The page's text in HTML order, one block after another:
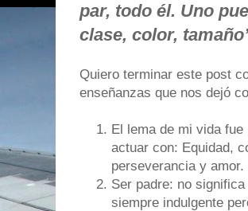
par, todo él. Uno
clase, color,
Quiero terminar este post
enseñanzas que nos dejó
El lema de mi vida fue
actuar con: Equidad,
perseverancia y amor.
Ser padre: no
siempre indulgente